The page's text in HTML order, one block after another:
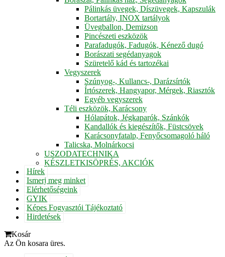
Pálinkás üvegek, Díszüvegek, Kapszulák
Bortartály, INOX tartályok
Üvegballon, Demizson
Pincészeti eszközök
Parafadugók, Fadugók, Kénező dugó
Borászati segédanyagok
Szüretelő kád és tartozékai
Vegyszerek
Szúnyog-, Kullancs-, Darázsírtók
Írtószerek, Hangyapor, Mérgek, Riasztók
Egyéb vegyszerek
Téli eszközök, Karácsony
Hólapátok, Jégkaparók, Szánkók
Kandallók és kiegészítők, Füstcsövek
Karácsonyfatalp, Fenyőcsomagoló háló
Talicska, Molnárkocsi
USZODATECHNIKA
KÉSZLETKISÖPRÉS, AKCIÓK
Hírek
Ismerj meg minket
Elérhetőségeink
GYIK
Képes Fogyasztói Tájékoztató
Hirdetések
Kosár
Az Ön kosara üres.